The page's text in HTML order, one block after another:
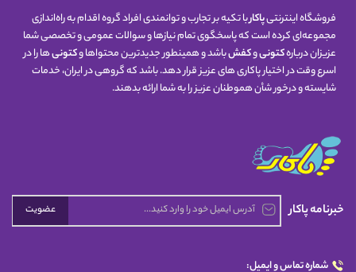
فروشگاه اینترنتیپاکاربا تکیه بر تجارب و توانمندی افراد گروه اقدام به راه‌اندازی
مجموعه‌ای کرده است که پاسخگوی تمام نیازها و سوالات عمومی و تخصصی شما
عزیزان دربارهکتونیوکفشباشد و همینطور جدیدترین محتواها وکتونیها را در
اسرع وقت در اختیار پاکاری های عزیز قرار دهد. باشد که گروهی در ایران، خدمات
شایسته و درخور شأن هموطنان عزیز را به شما ارائه بدهند.
خبرنامه پاکار عضویت
شماره تماس و ایمیل: